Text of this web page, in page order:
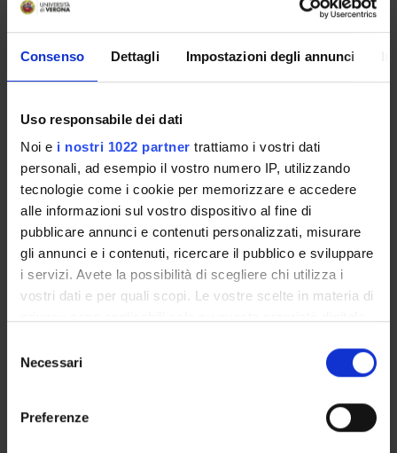
Consenso Dettagli Impostazioni degli annunci
Uso responsabile dei dati
Noi e i nostri 1022 partner trattiamo i vostri dati
personali, ad esempio il vostro numero IP, utilizzando
tecnologie come i cookie per memorizzare e accedere
alle informazioni sul vostro dispositivo al fine di
pubblicare annunci e contenuti personalizzati, misurare
gli annunci e i contenuti, ricercare il pubblico e sviluppare
i servizi. Avete la possibilità di scegliere chi utilizza i
vostri dati e per quali scopi. Le vostre scelte in materia di
modificare o revocare il proprio consenso in qualsiasi
momento dalla Dichiarazione sui cookie o facendo clic
delNecessari
Preferenze
SEMESTRE FILTRO
CORSI DI LAUREA MAGISTRALE
POST LAUREA
Presentazione
Lo specialista in
scientifi- che e professionali nel campo della